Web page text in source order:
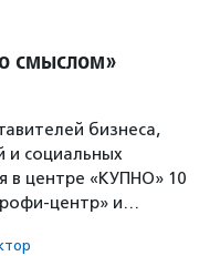
смыслом»
бизнеса,
и социальных
в центре «КУПНО» 10
центр» и…